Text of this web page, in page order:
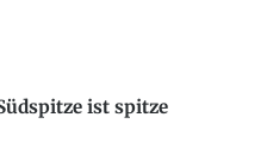
ist spitze